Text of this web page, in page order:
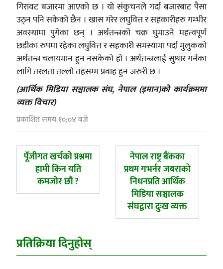
गिरावट बजारमा आएको छ । यो संकुचनले गर्दा बजारबाट पैसा
उठ्न पनि सकेको छैन । खास गरेर लघुवित्त र सहकारीहरु गम्भीर
अवस्थामा पुगेका छन् । अर्थतन्त्रको चक्र घुमाउने महत्वपूर्ण
छडीका रुपमा रहेका लघुवित्त र सहकारी समस्यामा पर्दा मुलुकको
अर्थतन्त्र चलायमान हुन नसकेको हो । अर्थतन्त्रलाई सुधार गर्नका
लागि तरलता तल्लो तहसम्म प्रवाह हुन जरुरी छ ।
(आर्थिक मिडिया सञ्चालक संघ, नेपाल (इमान)को कार्यक्रममा
व्यक्त विचार)
प्रकाशित समय १०:०४ बजे
पछिल्लाे
पूँजीगत खर्चको प्रश्नमा
हामी किन यति
कमजोर छौं ?
अघिल्लाे
-
नेपाल राष्ट्र बैंकका
प्रथम गभर्नर जबराको
निधनप्रति आर्थिक
मिडिया सञ्चालक
संघद्वारा दुःख व्यक्त
प्रतिक्रिया दिनुहोस्